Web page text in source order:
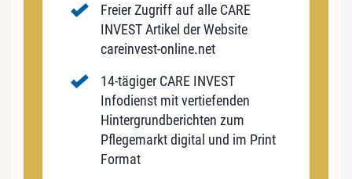
Freier Zugriff auf alle CARE
INVEST Artikel der Website
careinvest-online.net
14-tägiger CARE INVEST
Infodienst mit vertiefenden
Hintergrundberichten zum
Pflegemarkt digital und im Print
Format